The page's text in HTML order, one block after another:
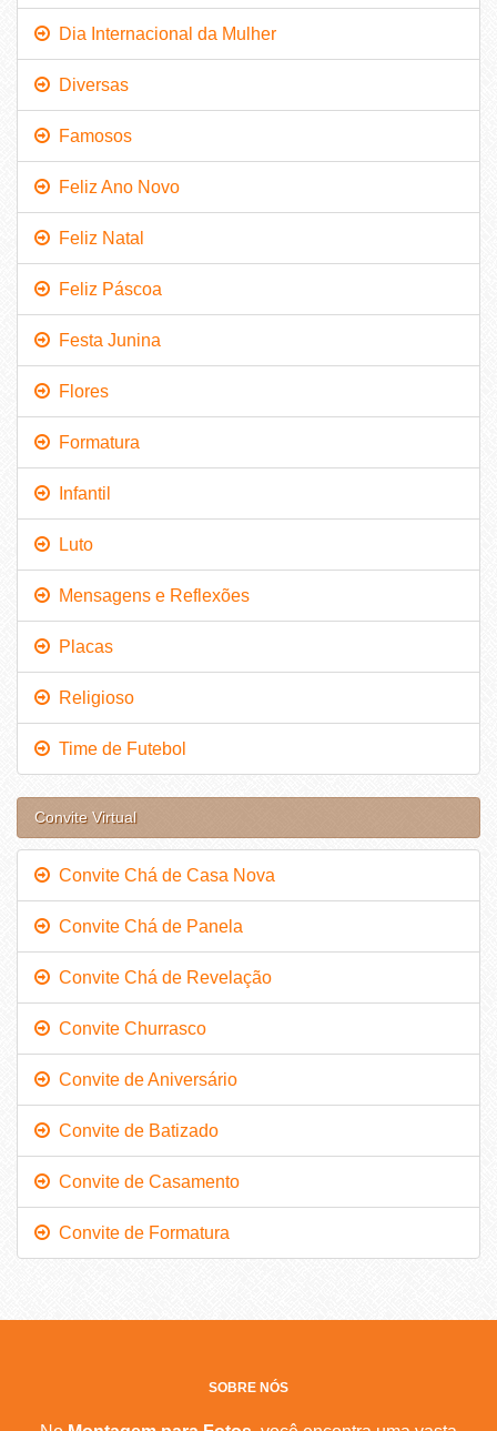
Dia Internacional da Mulher
Diversas
Famosos
Feliz Ano Novo
Feliz Natal
Feliz Páscoa
Festa Junina
Flores
Formatura
Infantil
Luto
Mensagens e Reflexões
Placas
Religioso
Time de Futebol
Convite Virtual
Convite Chá de Casa Nova
Convite Chá de Panela
Convite Chá de Revelação
Convite Churrasco
Convite de Aniversário
Convite de Batizado
Convite de Casamento
Convite de Formatura
SOBRE NÓS